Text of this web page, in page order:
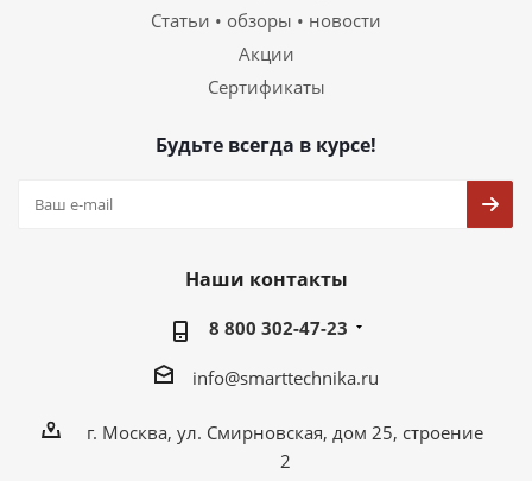
Статьи • обзоры • новости
Акции
Сертификаты
Будьте всегда в курсе!
Наши контакты
8 800 302-47-23
info@smarttechnika.ru
г. Москва, ул. Смирновская, дом 25, строение
2